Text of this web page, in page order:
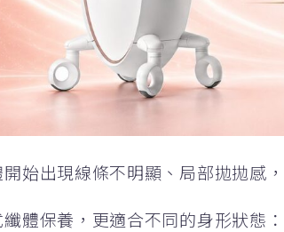
開始出現線條不明顯、局部拋拋感
體保養，更適合不同的身形狀態：